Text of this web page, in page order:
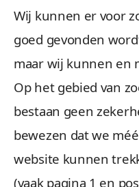
Wij kunnen er voor
goed gevonden
maar wij kunnen en
Op het gebied van
bestaan geen
bewezen dat we
website kunnen
(vaak pagina 1 en